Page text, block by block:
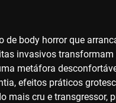
de body horror que
invasivos
metáfora
efeitos práticos
mais cru e transgressor,